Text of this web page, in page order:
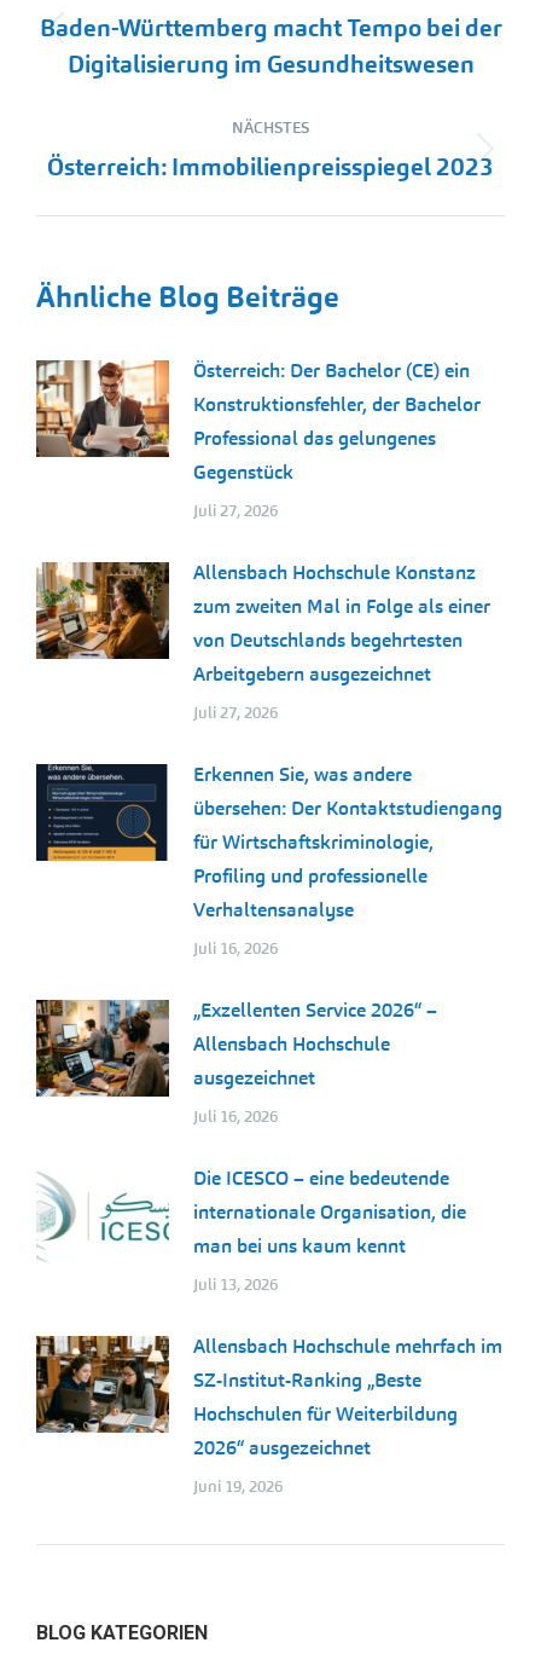
Vorheriger
Beitrag:
Baden-Württemberg macht Tempo bei der
Digitalisierung im Gesundheitswesen
NÄCHSTES
Nächster
Österreich: Immobilienpreisspiegel 2023
Ähnliche Blog Beiträge
Österreich: Der Bachelor (CE) ein
Konstruktionsfehler, der Bachelor
Professional das gelungenes
Gegenstück
Juli 27, 2026
Allensbach Hochschule Konstanz
zum zweiten Mal in Folge als einer
von Deutschlands begehrtesten
Arbeitgebern ausgezeichnet
Juli 27, 2026
Erkennen Sie, was andere
übersehen: Der Kontaktstudiengang
für Wirtschaftskriminologie,
Profiling und professionelle
Verhaltensanalyse
Juli 16, 2026
„Exzellenten Service 2026“ –
Allensbach Hochschule
ausgezeichnet
Juli 16, 2026
Die ICESCO – eine bedeutende
internationale Organisation, die
man bei uns kaum kennt
Juli 13, 2026
Allensbach Hochschule mehrfach im
SZ-Institut-Ranking „Beste
Hochschulen für Weiterbildung
2026“ ausgezeichnet
Juni 19, 2026
BLOG KATEGORIEN